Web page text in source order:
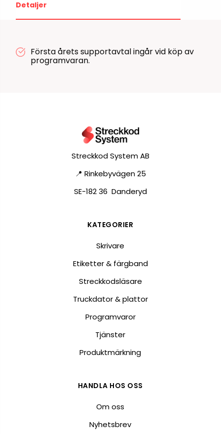
Detaljer
Första årets supportavtal ingår vid köp av
programvaran.
Streckkod System AB
📍 Rinkebyvägen 25
SE-182 36 Danderyd
KATEGORIER
Skrivare
Etiketter & färgband
Streckkodsläsare
Truckdator & plattor
Programvaror
Tjänster
Produktmärkning
HANDLA HOS OSS
Om oss
Nyhetsbrev